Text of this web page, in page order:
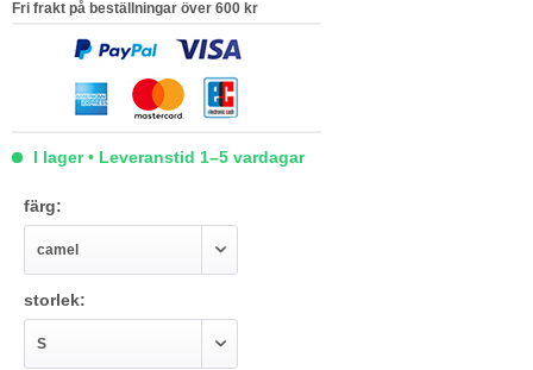
Fri frakt på beställningar över 600 kr
I lager • Leveranstid 1–5 vardagar
färg:
storlek: